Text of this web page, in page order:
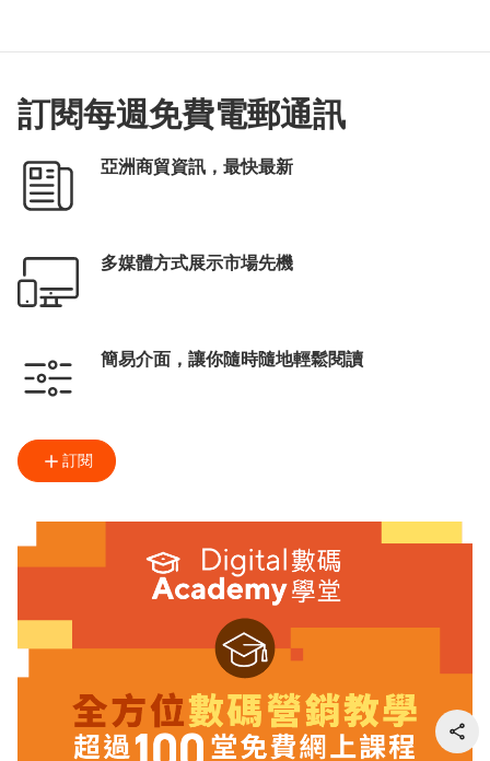
訂閱每週免費電郵通訊
亞洲商貿資訊，最快最新
多媒體方式展示市場先機
簡易介面，讓你隨時隨地輕鬆閱讀
訂閱